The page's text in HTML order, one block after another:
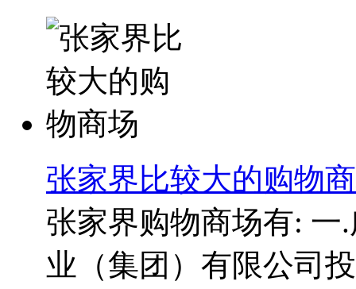
张家界比较大的购物
张家界购物商场有: 一
业（集团）有限公司